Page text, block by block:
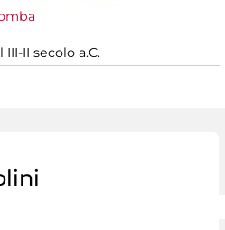
II secolo a.C.